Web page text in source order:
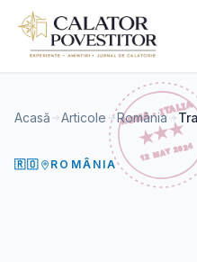
Sari la conținut
Acasă Articole România
🇷🇴 ROMÂNIA